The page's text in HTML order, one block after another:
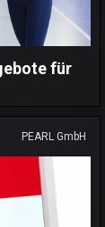
für
PEARL GmbH